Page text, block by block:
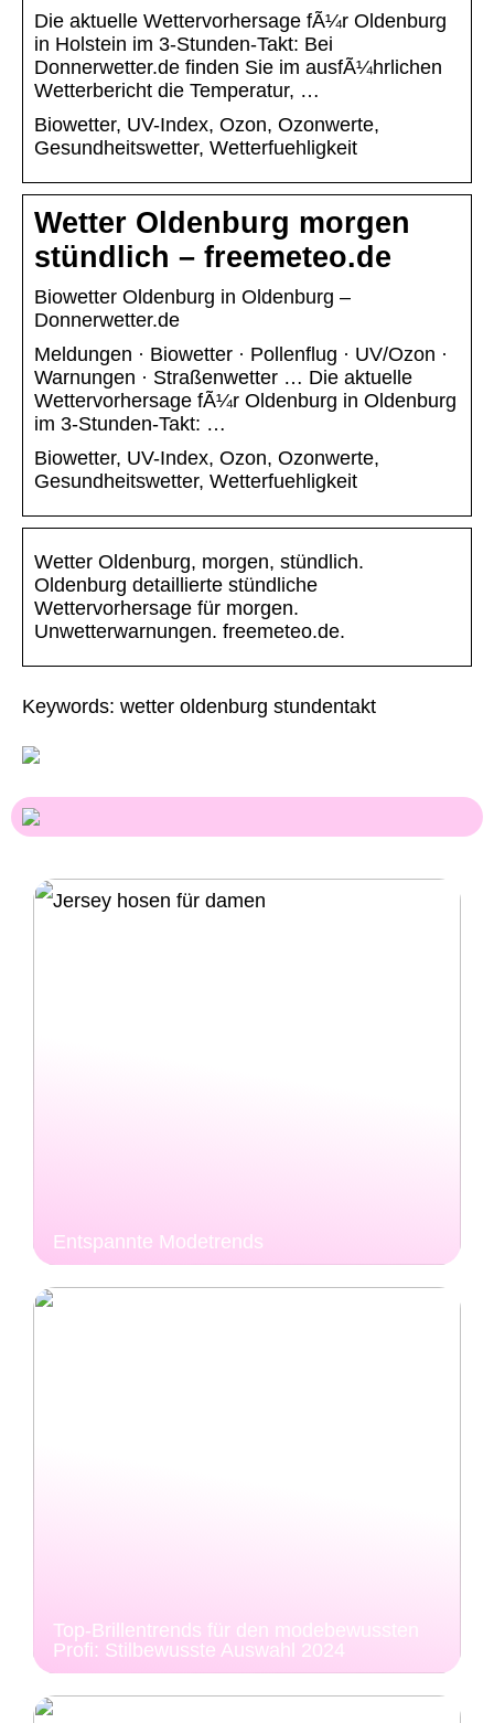
Die aktuelle Wettervorhersage fÃ¼r Oldenburg
in Holstein im 3-Stunden-Takt: Bei
Donnerwetter.de finden Sie im ausfÃ¼hrlichen
Wetterbericht die Temperatur, …
Biowetter, UV-Index, Ozon, Ozonwerte,
Gesundheitswetter, Wetterfuehligkeit
Wetter Oldenburg morgen
stündlich – freemeteo.de
Biowetter Oldenburg in Oldenburg –
Donnerwetter.de
Meldungen · Biowetter · Pollenflug · UV/Ozon ·
Warnungen · Straßenwetter … Die aktuelle
Wettervorhersage fÃ¼r Oldenburg in Oldenburg
im 3-Stunden-Takt: …
Biowetter, UV-Index, Ozon, Ozonwerte,
Gesundheitswetter, Wetterfuehligkeit
Wetter Oldenburg, morgen, stündlich.
Oldenburg detaillierte stündliche
Wettervorhersage für morgen.
Unwetterwarnungen. freemeteo.de.
Keywords: wetter oldenburg stundentakt
Entspannte Modetrends
Top-Brillentrends für den modebewussten
Profi: Stilbewusste Auswahl 2024